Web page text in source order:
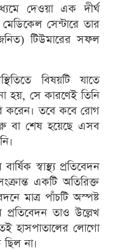
দেওয়া এক দীর্ঘ
মেডিকেল সেন্টারে তার
টিউমারের সফল
বিষয়টি যাতে
হয়, সে কারণেই তিনি
করেন। তবে কবে রোগ
বা শেষ হয়েছে এসব
স্বাস্থ্য প্রতিবেদন
একটি অতিরিক্ত
মাত্র পাঁচটি অস্পষ্ট
তাও উল্লেখ
হাসপাতালের লোগো
ছিল না।